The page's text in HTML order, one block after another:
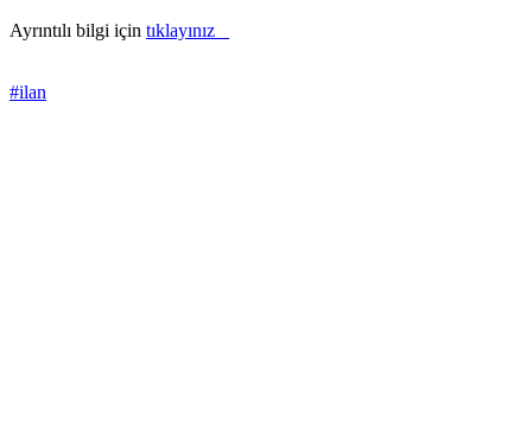
Ayrıntılı bilgi için tıklayınız
#ilan